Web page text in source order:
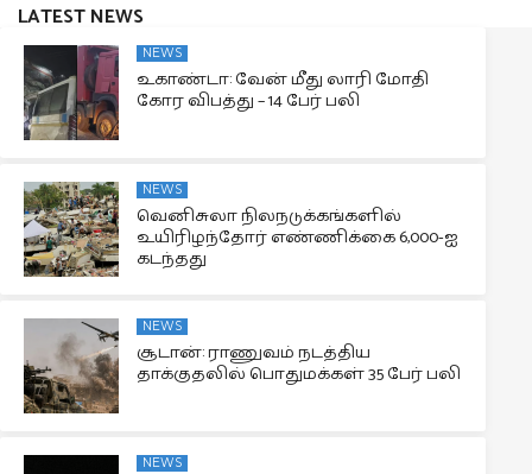
LATEST NEWS
NEWS
உகாண்டா: வேன் மீது லாரி மோதி
கோர விபத்து – 14 பேர் பலி
NEWS
வெனிசுலா நிலநடுக்கங்களில்
உயிரிழந்தோர் எண்ணிக்கை 6,000-ஐ
கடந்தது
NEWS
சூடான்: ராணுவம் நடத்திய
தாக்குதலில் பொதுமக்கள் 35 பேர் பலி
NEWS